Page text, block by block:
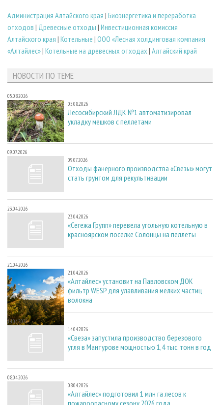
Администрация Алтайского края | Биoэнергетика и переработка
отходов | Древесные отходы | Инвестиционная комиссия
Алтайского края | Котельные | ООО «Лесная холдинговая компания
«Алтайлес»| Котельные на древесных отходах | Алтайский край
НОВОСТИ ПО ТЕМЕ
05.08.2026
05.08.2026
Лесосибирский ЛДК №1 автоматизировал
укладку мешков с пеллетами
09.07.2026
09.07.2026
Отходы фанерного производства «Свезы» могут
стать грунтом для рекультивации
23.04.2026
23.04.2026
«Сегежа Групп» перевела угольную котельную в
красноярском поселке Солонцы на пеллеты
21.04.2026
21.04.2026
«Алтайлес» установит на Павловском ДОК
фильтр WESP для улавливания мелких частиц
волокна
14.04.2026
14.04.2026
«Свеза» запустила производство березового
угля в Мантурове мощностью 1,4 тыс. тонн в год
08.04.2026
08.04.2026
«Алтайлес» подготовил 1 млн га лесов к
пожароопасному сезону 2026 года